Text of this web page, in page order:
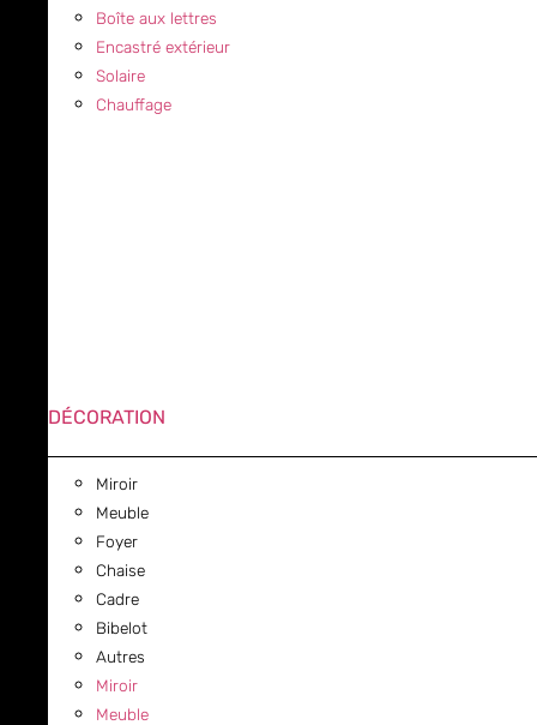
Boîte aux lettres
Encastré extérieur
Solaire
Chauffage
DÉCORATION
Miroir
Meuble
Foyer
Chaise
Cadre
Bibelot
Autres
Miroir
Meuble